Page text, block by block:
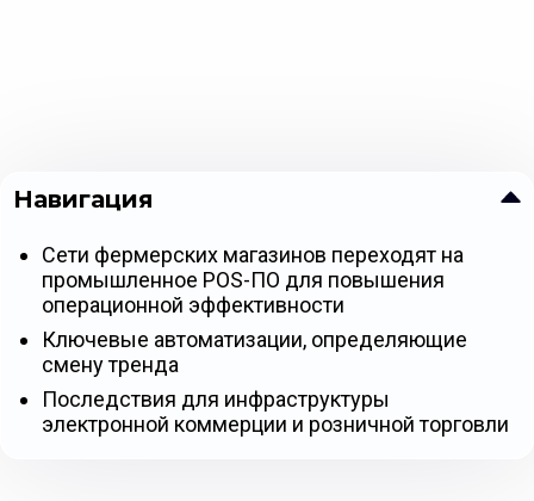
Навигация
Сети фермерских магазинов переходят на
промышленное POS-ПО для повышения
операционной эффективности
Ключевые автоматизации, определяющие
смену тренда
Последствия для инфраструктуры
электронной коммерции и розничной торговли